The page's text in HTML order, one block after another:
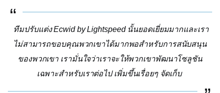
ทีมปรับแต่ง Ecwid by Lightspeed นั้นยอดเยี่ยมมากและเรา
ไม่สามารถขอบคุณพวกเขาได้มากพอสำหรับการสนับสนุน
ของพวกเขา เรามั่นใจว่าเราจะให้พวกเขาพัฒนาโซลูชัน
เฉพาะสำหรับเราต่อไปเพิ่มขึ้นเรื่อยๆ จัดเก็บ